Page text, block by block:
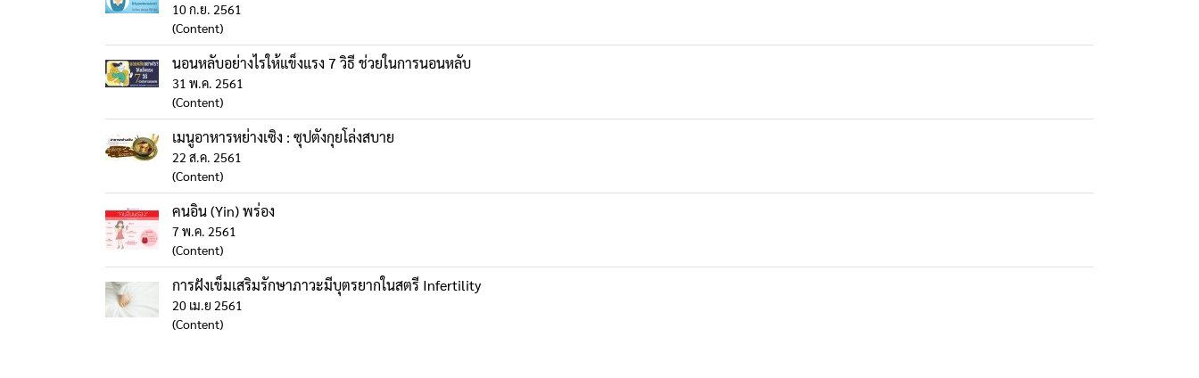
10 ก.ย. 2561
(Content)
นอนหลับอย่างไรให้แข็งแรง 7 วิธี ช่วยในการนอนหลับ
31 พ.ค. 2561
(Content)
เมนูอาหารหย่างเซิง : ซุปตังกุยโล่งสบาย
22 ส.ค. 2561
(Content)
คนอิน (Yin) พร่อง
7 พ.ค. 2561
(Content)
การฝังเข็มเสริมรักษาภาวะมีบุตรยากในสตรี Infertility
20 เม.ย 2561
(Content)